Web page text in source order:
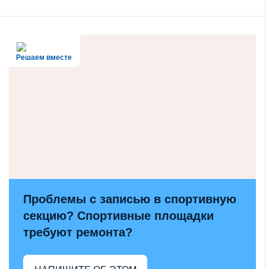
Решаем вместе
Проблемы с записью в спортивную
секцию? Спортивные площадки
требуют ремонта?